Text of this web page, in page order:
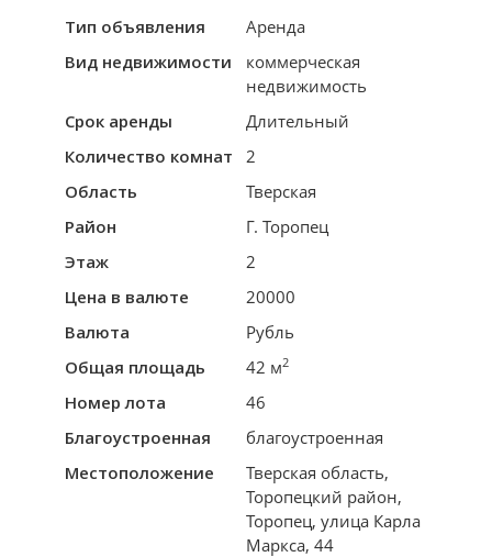
Тип объявления
Аренда
Вид недвижимости
коммерческая
недвижимость
Срок аренды
Длительный
Количество комнат
2
Область
Тверская
Район
Г. Торопец
Этаж
2
Цена в валюте
20000
Валюта
Рубль
Общая площадь
42 м2
Номер лота
46
Благоустроенная
благоустроенная
Местоположение
Тверская область,
Торопецкий район,
Торопец, улица Карла
Маркса, 44